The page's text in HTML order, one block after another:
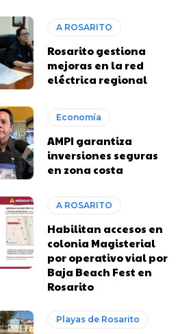
A ROSARITO
Rosarito gestiona
mejoras en la red
eléctrica regional
Economía
AMPI garantiza
inversiones seguras
en zona costa
A ROSARITO
Habilitan accesos en
colonia Magisterial
por operativo vial por
Baja Beach Fest en
Rosarito
Playas de Rosarito